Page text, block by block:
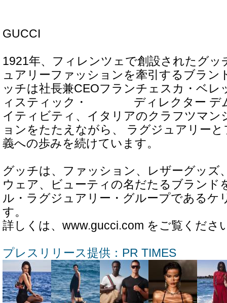
GUCCI
1921年、フィレンツェで創設されたグッ
ュアリーファッションを牽引するブラン
ッチは社長兼CEOフランチェスカ・ベレ
ィスティック・ ディレクター デム
イティビティ、イタリアのクラフツマン
ョンをたたえながら、 ラグジュアリー
義への歩みを続けています。
グッチは、ファッション、レザーグッズ
ウェア、ビューティの名だたるブランド
ル・ラグジュアリー・グループであるケ
す。
詳しくは、www.gucci.com をご覧くださ
プレスリリース提供：PR TIMES